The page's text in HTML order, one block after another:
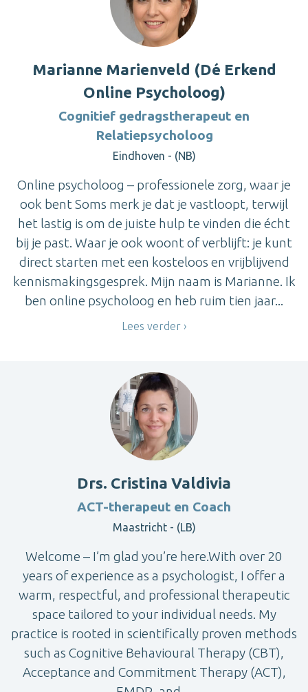
Marianne Marienveld (Dé Erkend
Online Psycholoog)
Cognitief gedragstherapeut en
Relatiepsycholoog
Eindhoven - (NB)
Online psycholoog – professionele zorg, waar je
ook bent Soms merk je dat je vastloopt, terwijl
het lastig is om de juiste hulp te vinden die écht
bij je past. Waar je ook woont of verblijft: je kunt
direct starten met een kosteloos en vrijblijvend
kennismakingsgesprek. Mijn naam is Marianne. Ik
ben online psycholoog en heb ruim tien jaar...
Lees verder
Drs. Cristina Valdivia
ACT-therapeut en Coach
Maastricht - (LB)
Welcome – I’m glad you’re here.With over 20
years of experience as a psychologist, I offer a
warm, respectful, and professional therapeutic
space tailored to your individual needs. My
practice is rooted in scientifically proven methods
such as Cognitive Behavioural Therapy (CBT),
Acceptance and Commitment Therapy (ACT),